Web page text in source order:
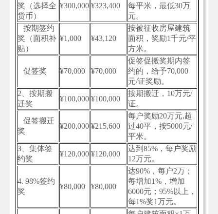
奖（选择全
货币）
¥300,000 ¥323,400
每平米，最低30万
元。
按期签约
奖（面积补
贴）
¥1,000 ¥43,120
按被征收房屋建筑
面积，奖励1千元/平
方米。
促签奖 ¥70,000 ¥70,000
促签促搬奖期内签
约的，给予70,000
元/证奖励。
2、按期搬
迁奖
¥100,000 ¥100,000
按期搬迁，10万元/
证。
促签搬迁
奖
¥200,000 ¥215,600
每户奖励20万元,超
过40平，按5000元/
平米。
3、集体签
约奖
¥120,000 ¥120,000
达到85%，每户奖励
12万元。
4. 98%签约
奖
¥80,000 ¥80,000
达90%，每户2万；
每增加1%，增加
6000元；95%以上，
每1%奖1万元。